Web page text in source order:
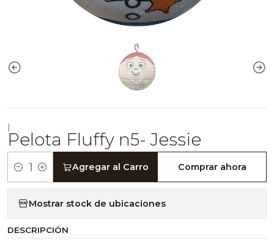
|
Pelota Fluffy n5- Jessie
Cantidad
Agregar al Carro Comprar ahora
Mostrar stock de ubicaciones
DESCRIPCIÓN